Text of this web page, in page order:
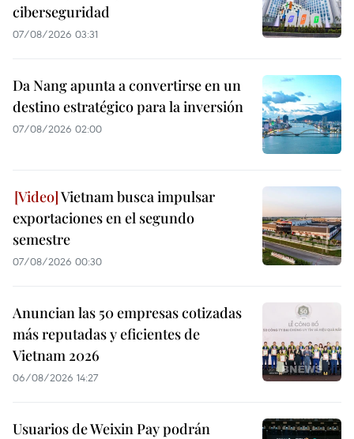
ciberseguridad
07/08/2026 03:31
Da Nang apunta a convertirse en un
destino estratégico para la inversión
07/08/2026 02:00
Vietnam busca impulsar
exportaciones en el segundo
semestre
07/08/2026 00:30
Anuncian las 50 empresas cotizadas
más reputadas y eficientes de
Vietnam 2026
06/08/2026 14:27
Usuarios de Weixin Pay podrán